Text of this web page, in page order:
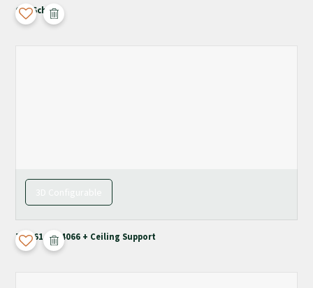
Old School
T-4061 / M-4066 + Ceiling Support